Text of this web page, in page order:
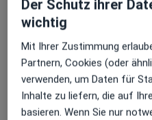
Fortbildungskurs:
Zertifizierung: 11
Parodontologie:
2002
Der Schutz ihrer
wichtig
Mit Ihrer Zustimmung
Partnern, Cookies (oder
verwenden, um Daten für
Inhalte zu liefern, die auf
basieren. Wenn Sie nur